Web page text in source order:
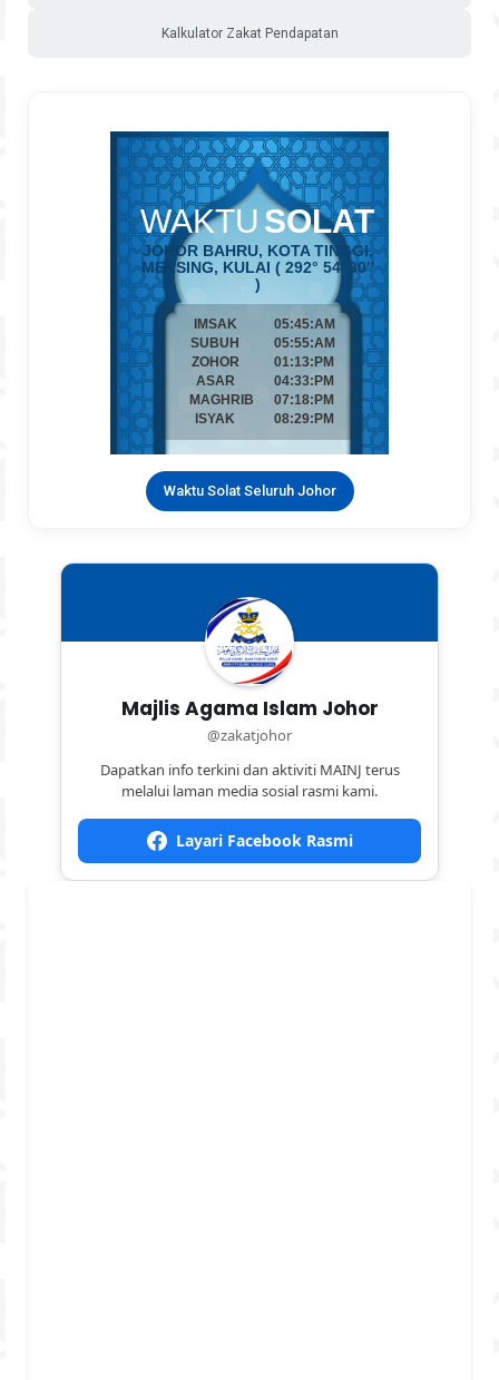
Kalkulator Zakat Pendapatan
Waktu Solat Seluruh Johor
Majlis Agama Islam Johor
@zakatjohor
Dapatkan info terkini dan aktiviti MAINJ terus
melalui laman media sosial rasmi kami.
Layari Facebook Rasmi